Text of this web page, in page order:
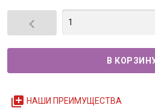

queue НАШИ ПРЕИМУЩЕСТВА